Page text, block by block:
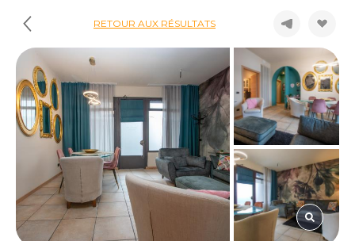
RETOUR AUX RÉSULTATS